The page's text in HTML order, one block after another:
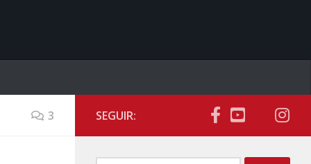
3 SEGUIR: